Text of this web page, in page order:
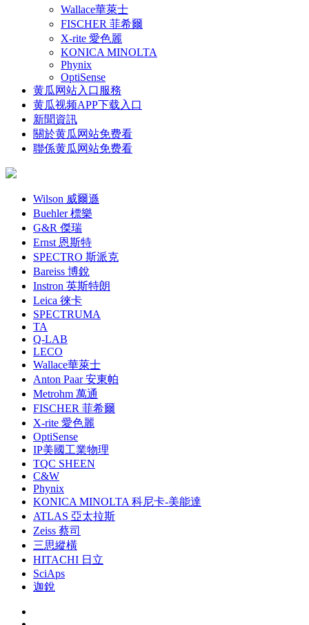
Wallace華萊士
FISCHER 菲希爾
X-rite 愛色麗
KONICA MINOLTA
Phynix
OptiSense
黄瓜网站入口服務
黄瓜视频APP下载入口
新聞資訊
關於黄瓜网站免费看
聯係黄瓜网站免费看
Wilson 威爾遜
Buehler 標樂
G&R 傑瑞
Ernst 恩斯特
SPECTRO 斯派克
Bareiss 博銳
Instron 英斯特朗
Leica 徠卡
SPECTRUMA
TA
Q-LAB
LECO
Wallace華萊士
Anton Paar 安東帕
Metrohm 萬通
FISCHER 菲希爾
X-rite 愛色麗
OptiSense
IP美國工業物理
TQC SHEEN
C&W
Phynix
KONICA MINOLTA 科尼卡-美能達
ATLAS 亞太拉斯
Zeiss 蔡司
三思縱橫
HITACHI 日立
SciAps
迦銳